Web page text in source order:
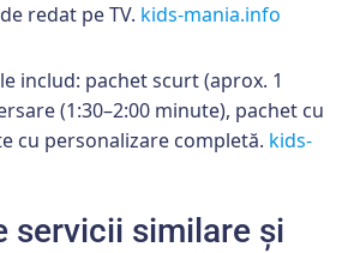
redat pe TV. kids-mania.info
includ: pachet scurt (aprox. 1
(1:30–2:00 minute), pachet cu
cu personalizare completă. kids-
servicii similare și